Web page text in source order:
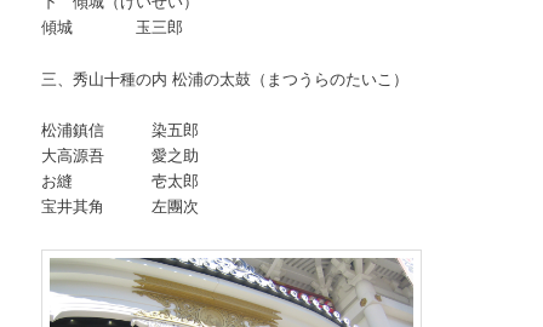
傾城 玉三郎
三、秀山十種の内 松浦の太鼓（まつうらのたいこ）
松浦鎮信 染五郎
大高源吾 愛之助
お縫 壱太郎
宝井其角 左團次